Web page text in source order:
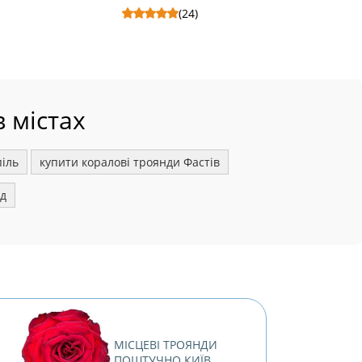
(24)
купити коралові троянди Фастів
МІСЦЕВІ ТРОЯНДИ